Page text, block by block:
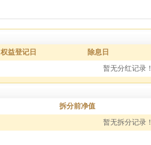
权益登记日 除息日
暂无分红记录！
拆分前净值
暂无拆分记录！